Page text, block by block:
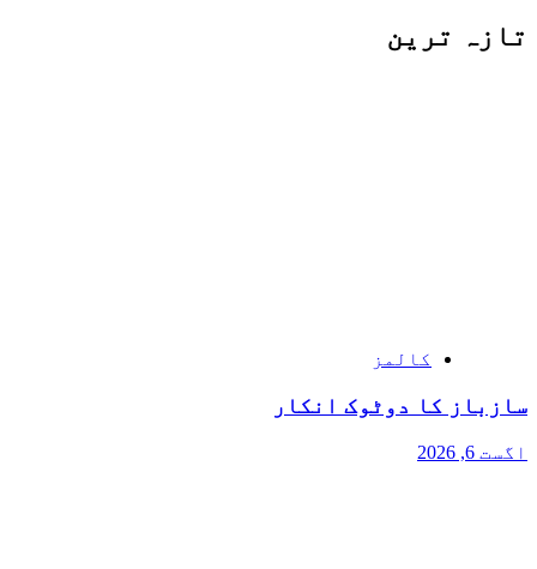
تازہ ترین
کالمز
سازباز کا دوٹوک انکار
اگست 6, 2026